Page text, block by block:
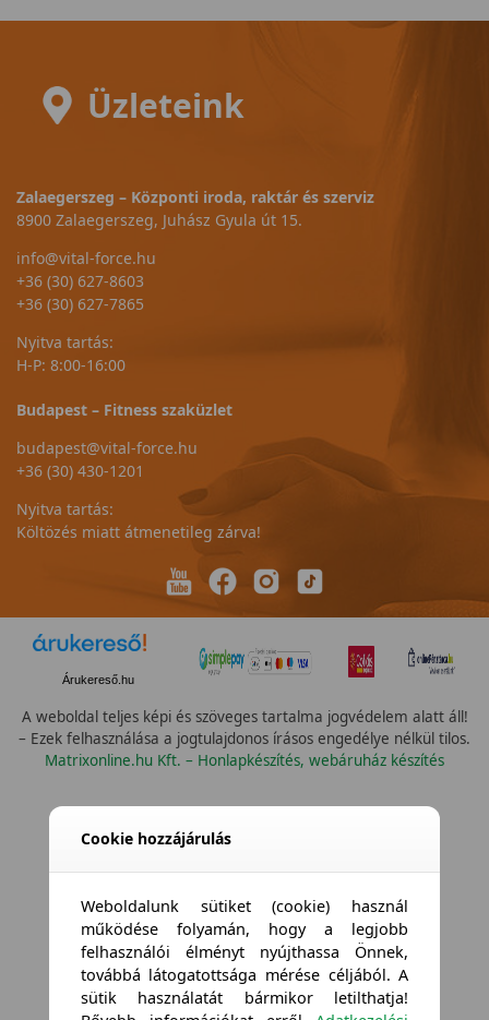
Üzleteink
Zalaegerszeg – Központi iroda, raktár és szerviz
8900 Zalaegerszeg, Juhász Gyula út 15.
info@vital-force.hu
+36 (30) 627-8603
+36 (30) 627-7865
Nyitva tartás:
H-P: 8:00-16:00
Budapest – Fitness szaküzlet
budapest@vital-force.hu
+36 (30) 430-1201
Nyitva tartás:
Költözés miatt átmenetileg zárva!
Árukereső.hu
A weboldal teljes képi és szöveges tartalma jogvédelem alatt áll!
– Ezek felhasználása a jogtulajdonos írásos engedélye nélkül tilos.
Matrixonline.hu Kft. – Honlapkészítés, webáruház készítés
Cookie hozzájárulás
Weboldalunk sütiket (cookie) használ
működése folyamán, hogy a legjobb
felhasználói élményt nyújthassa Önnek,
továbbá látogatottsága mérése céljából. A
sütik használatát bármikor letilthatja!
Összes vízállóság